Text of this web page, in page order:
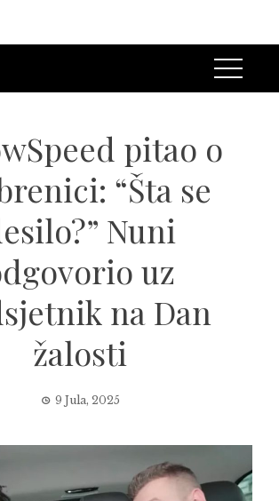
pitao o
“Šta se
Nuni
uz
na Dan
žalosti
9 Jula, 2025